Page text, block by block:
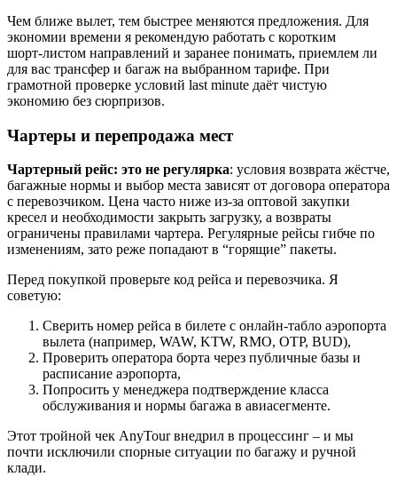
Чем ближе вылет, тем быстрее меняются предложения. Для
экономии времени я рекомендую работать с коротким
шорт‑листом направлений и заранее понимать, приемлем ли
для вас трансфер и багаж на выбранном тарифе. При
грамотной проверке условий last minute даёт чистую
экономию без сюрпризов.
Чартеры и перепродажа мест
Чартерный рейс: это не регулярка: условия возврата жёстче,
багажные нормы и выбор места зависят от договора оператора
с перевозчиком. Цена часто ниже из-за оптовой закупки
кресел и необходимости закрыть загрузку, а возвраты
ограничены правилами чартера. Регулярные рейсы гибче по
изменениям, зато реже попадают в “горящие” пакеты.
Перед покупкой проверьте код рейса и перевозчика. Я
советую:
Сверить номер рейса в билете с онлайн-табло аэропорта
вылета (например, WAW, KTW, RMO, OTP, BUD),
Проверить оператора борта через публичные базы и
расписание аэропорта,
Попросить у менеджера подтверждение класса
обслуживания и нормы багажа в авиасегменте.
Этот тройной чек AnyTour внедрил в процессинг – и мы
почти исключили спорные ситуации по багажу и ручной
клади.